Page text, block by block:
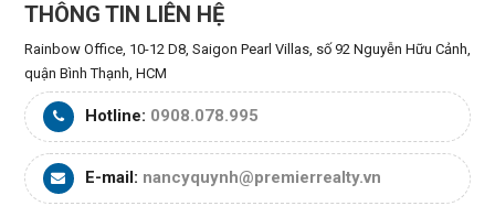
THÔNG TIN LIÊN HỆ
Rainbow Office, 10-12 D8, Saigon Pearl Villas, số 92 Nguyễn Hữu Cảnh,
quận Bình Thạnh, HCM
Hotline: 0908.078.995
E-mail: nancyquynh@premierrealty.vn